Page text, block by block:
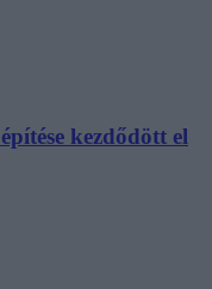
kezdődött el